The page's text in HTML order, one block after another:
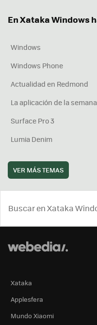
En Xataka Windows
Windows
Windows Phone
Actualidad en Redmond
La aplicación de la semana
Surface Pro 3
Lumia Denim
VER MÁS TEMAS
Xataka
Applesfera
Mundo Xiaomi